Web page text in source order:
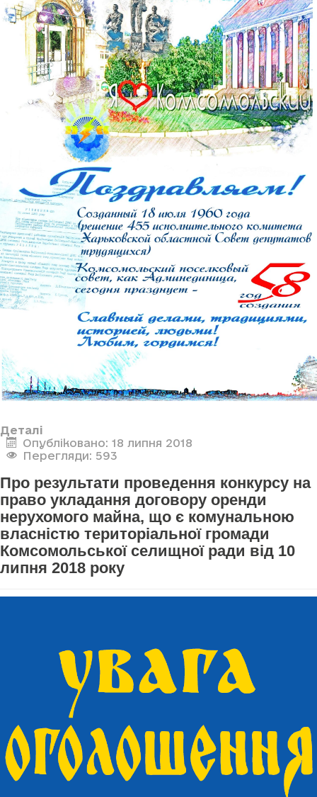
Деталі
Опубліковано: 18 липня 2018
Перегляди: 593
Про результати проведення конкурсу на
право укладання договору оренди
нерухомого майна, що є комунальною
власністю територіальної громади
Комсомольської селищної ради від 10
липня 2018 року